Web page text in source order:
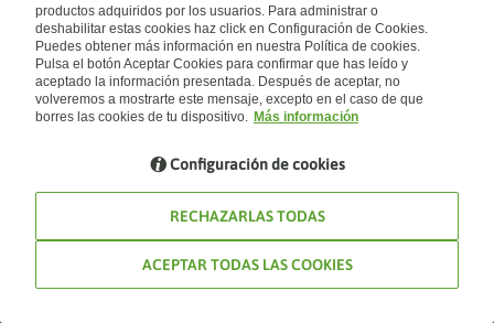
Canal Ético
Condiciones Generales
Política de privacidad
Política de cookies
Accesibilidad
Empresas/ Grupos
España
Visita nuestro blog
Blog de Viajes el Corte inglés
productos adquiridos por los usuarios. Para administrar o
deshabilitar estas cookies haz click en Configuración de Cookies.
Puedes obtener más información en nuestra Política de cookies.
Pulsa el botón Aceptar Cookies para confirmar que has leído y
aceptado la información presentada. Después de aceptar, no
volveremos a mostrarte este mensaje, excepto en el caso de que
borres las cookies de tu dispositivo. Más información
Configuración de cookies
RECHAZARLAS TODAS
ACEPTAR TODAS LAS COOKIES